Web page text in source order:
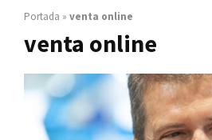
Portada » venta online
venta online